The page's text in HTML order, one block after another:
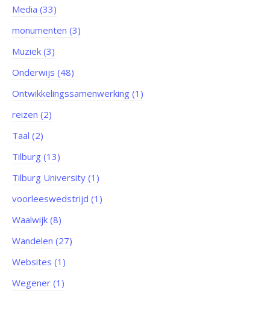
Media (33)
monumenten (3)
Muziek (3)
Onderwijs (48)
Ontwikkelingssamenwerking (1)
reizen (2)
Taal (2)
Tilburg (13)
Tilburg University (1)
voorleeswedstrijd (1)
Waalwijk (8)
Wandelen (27)
Websites (1)
Wegener (1)